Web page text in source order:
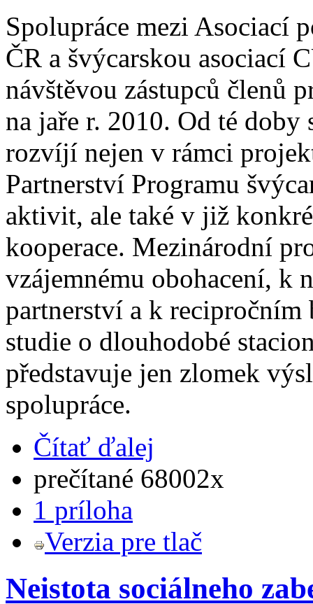
Spolupráce mezi Asociací
ČR a švýcarskou asociací
návštěvou zástupců členů
na jaře r. 2010. Od té doby
rozvíjí nejen v rámci
Partnerství Programu
aktivit, ale také v již
kooperace. Mezinárodní
vzájemnému obohacení, k
partnerství a k
studie o dlouhodobé
představuje jen zlomek
spolupráce.
Čítať ďalej
prečítané 68002x
1 príloha
Verzia pre tlač
Neistota sociálneho